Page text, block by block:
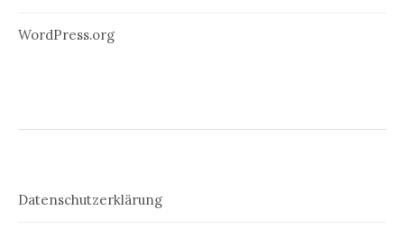
WordPress.org
Datenschutzerklärung